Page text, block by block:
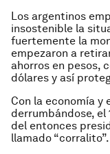
Los argentinos
insostenible la
fuertemente la
empezaron a
ahorros en pesos,
dólares y así
Con la economía y
derrumbándose, el
del entonces
llamado “corralito”.